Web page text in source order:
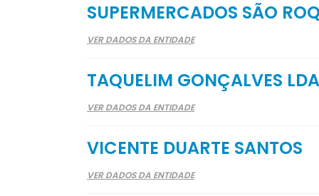
SUPERMERCADOS SÃO
VER DADOS DA ENTIDADE
TAQUELIM GONÇALVES LDA
VER DADOS DA ENTIDADE
VICENTE DUARTE SANTOS
VER DADOS DA ENTIDADE